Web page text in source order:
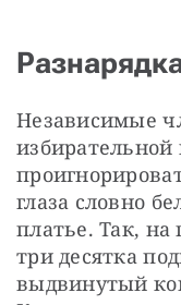
Независимые
глаза словно
платье. Так,
три десятка
выдвинутый